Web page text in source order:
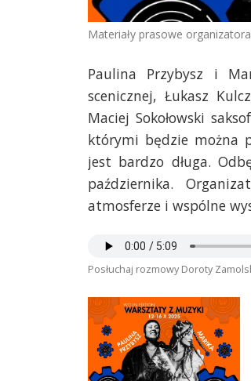
Materiały prasowe organizatora
Paulina Przybysz i
scenicznej, Łukasz
Maciej Sokołowski
którymi będzie można
jest bardzo długa.
października.
atmosferze i wspólne
Posłuchaj rozmowy Doroty